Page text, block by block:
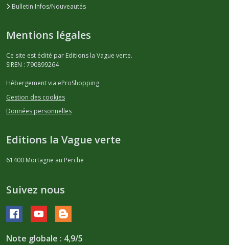
Bulletin Infos/Nouveautés
Mentions légales
Ce site est édité par Editions la Vague verte.
SIREN : 790899264
Hébergement via eProShopping
Gestion des cookies
Données personnelles
Editions la Vague verte
61400 Mortagne au Perche
Suivez nous
Note globale : 4,9/5